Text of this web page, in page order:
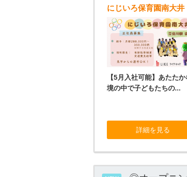
にじいろ保育園南大井
【5月入社可能】あたた
境の中で子どもたちの...
詳細を見る